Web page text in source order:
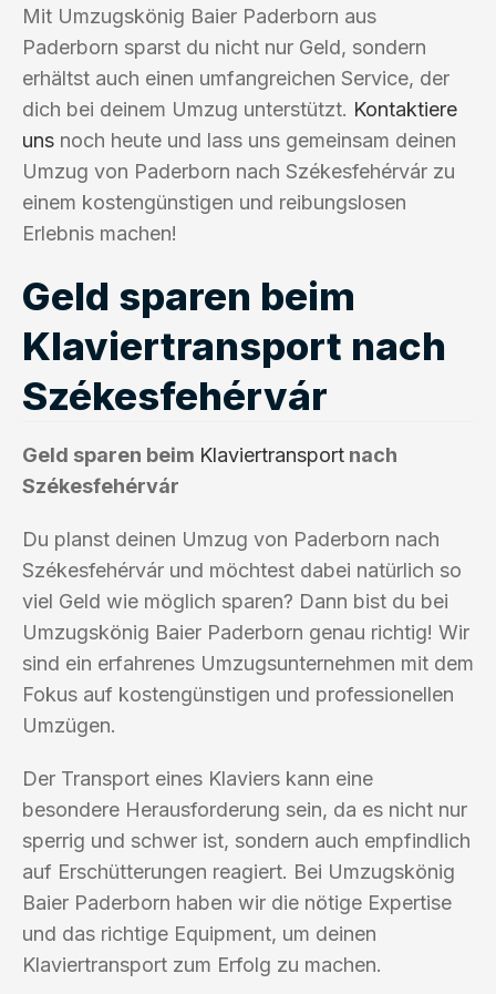
Mit Umzugskönig Baier Paderborn aus
Paderborn sparst du nicht nur Geld, sondern
erhältst auch einen umfangreichen Service, der
dich bei deinem Umzug unterstützt. Kontaktiere
uns noch heute und lass uns gemeinsam deinen
Umzug von Paderborn nach Székesfehérvár zu
einem kostengünstigen und reibungslosen
Erlebnis machen!
Geld sparen beim
Klaviertransport nach
Székesfehérvár
Geld sparen beim Klaviertransport nach
Székesfehérvár
Du planst deinen Umzug von Paderborn nach
Székesfehérvár und möchtest dabei natürlich so
viel Geld wie möglich sparen? Dann bist du bei
Umzugskönig Baier Paderborn genau richtig! Wir
sind ein erfahrenes Umzugsunternehmen mit dem
Fokus auf kostengünstigen und professionellen
Umzügen.
Der Transport eines Klaviers kann eine
besondere Herausforderung sein, da es nicht nur
sperrig und schwer ist, sondern auch empfindlich
auf Erschütterungen reagiert. Bei Umzugskönig
Baier Paderborn haben wir die nötige Expertise
und das richtige Equipment, um deinen
Klaviertransport zum Erfolg zu machen.